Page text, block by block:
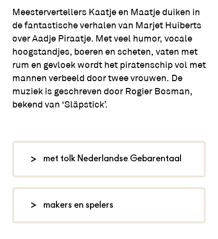
Meestervertellers Kaatje en Maatje duiken in
de fantastische verhalen van Marjet Huiberts
over Aadje Piraatje. Met veel humor, vocale
hoogstandjes, boeren en scheten, vaten met
rum en gevloek wordt het piratenschip vol met
mannen verbeeld door twee vrouwen. De
muziek is geschreven door Rogier Bosman,
bekend van ‘Släpstick’.
met tolk Nederlandse Gebarentaal
aanwezig. Op de tribune hebben we
een aantal plaatsen gereserveerd
makers en spelers